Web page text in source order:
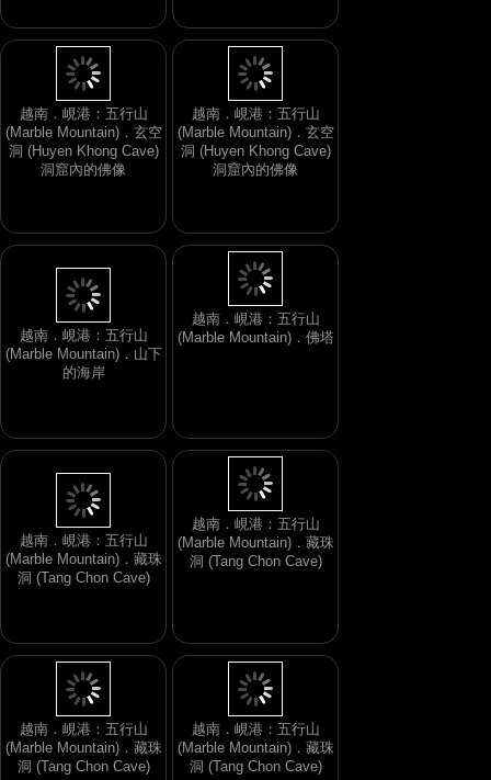
越南．峴港：五行山
(Marble Mountain)．玄空
洞 (Huyen Khong Cave)
洞窟內的佛像
越南．峴港：五行山
(Marble Mountain)．玄空
洞 (Huyen Khong Cave)
洞窟內的佛像
越南．峴港：五行山
(Marble Mountain)．山下
的海岸
越南．峴港：五行山
(Marble Mountain)．佛塔
越南．峴港：五行山
(Marble Mountain)．藏珠
洞 (Tang Chon Cave)
越南．峴港：五行山
(Marble Mountain)．藏珠
洞 (Tang Chon Cave)
越南．峴港：五行山
(Marble Mountain)．藏珠
洞 (Tang Chon Cave)
越南．峴港：五行山
(Marble Mountain)．藏珠
洞 (Tang Chon Cave)